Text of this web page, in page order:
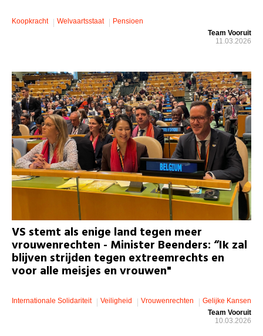
Koopkracht Welvaartsstaat
Pensioen
Team Vooruit
11.03.2026
VS stemt als enige land tegen meer
vrouwenrechten - Minister Beenders: “Ik zal
blijven strijden tegen extreemrechts en
voor alle meisjes en vrouwen"
Internationale Solidariteit Veiligheid Vrouwenrechten
Gelijke Kansen
Team Vooruit
10.03.2026